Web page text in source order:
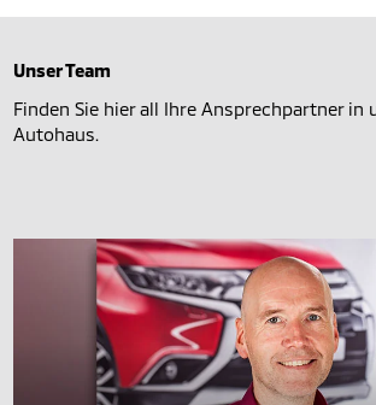
Unser Team
Finden Sie hier all Ihre Ansprechpartner in
Autohaus.